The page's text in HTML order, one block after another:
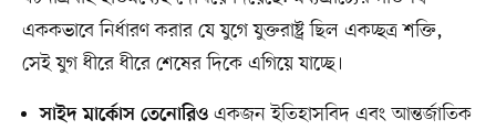
এককভাবে নির্ধারণ করার যে যুগে যুক্তরাষ্ট্র ছিল একচ্ছত্র শক্তি,
সেই যুগ ধীরে ধীরে শেষের দিকে এগিয়ে যাচ্ছে।
সাইদ মার্কোস তেনোরিওএকজন ইতিহাসবিদ এবং আন্তর্জাতিক